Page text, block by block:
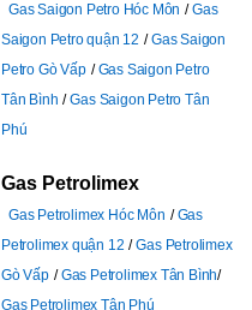
Gas Saigon Petro Hóc Môn
Gas
Saigon Petro quận 12
Gas Saigon
Petro Gò Vấp
Gas Saigon Petro
Tân Bình
Gas Saigon Petro Tân
Phú
Gas Petrolimex
Gas Petrolimex Hóc Môn
Gas
Petrolimex quận 12
Gas Petrolimex
Gò Vấp
Gas Petrolimex Tân Bình
Gas Petrolimex Tân Phú